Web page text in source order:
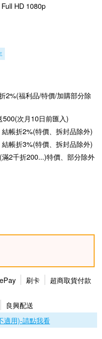
HD 1080p
2%(福利品/特價/加購部分除
500(次月10日前匯入)
帳折2%(特價、拆封品除外)
帳折3%(特價、拆封品除外)
滿2千折200...)特價、部分除外
刷卡 超商取貨付款
良興配送
適用)-請點我看